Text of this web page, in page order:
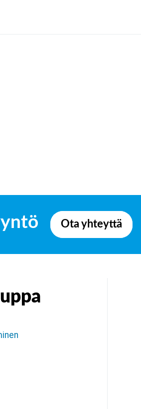
Ota yhteyttä